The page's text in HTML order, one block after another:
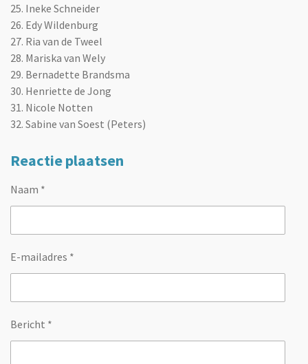
25. Ineke Schneider
26. Edy Wildenburg
27. Ria van de Tweel
28. Mariska van Wely
29. Bernadette Brandsma
30. Henriette de Jong
31. Nicole Notten
32. Sabine van Soest (Peters)
Reactie plaatsen
Naam *
E-mailadres *
Bericht *